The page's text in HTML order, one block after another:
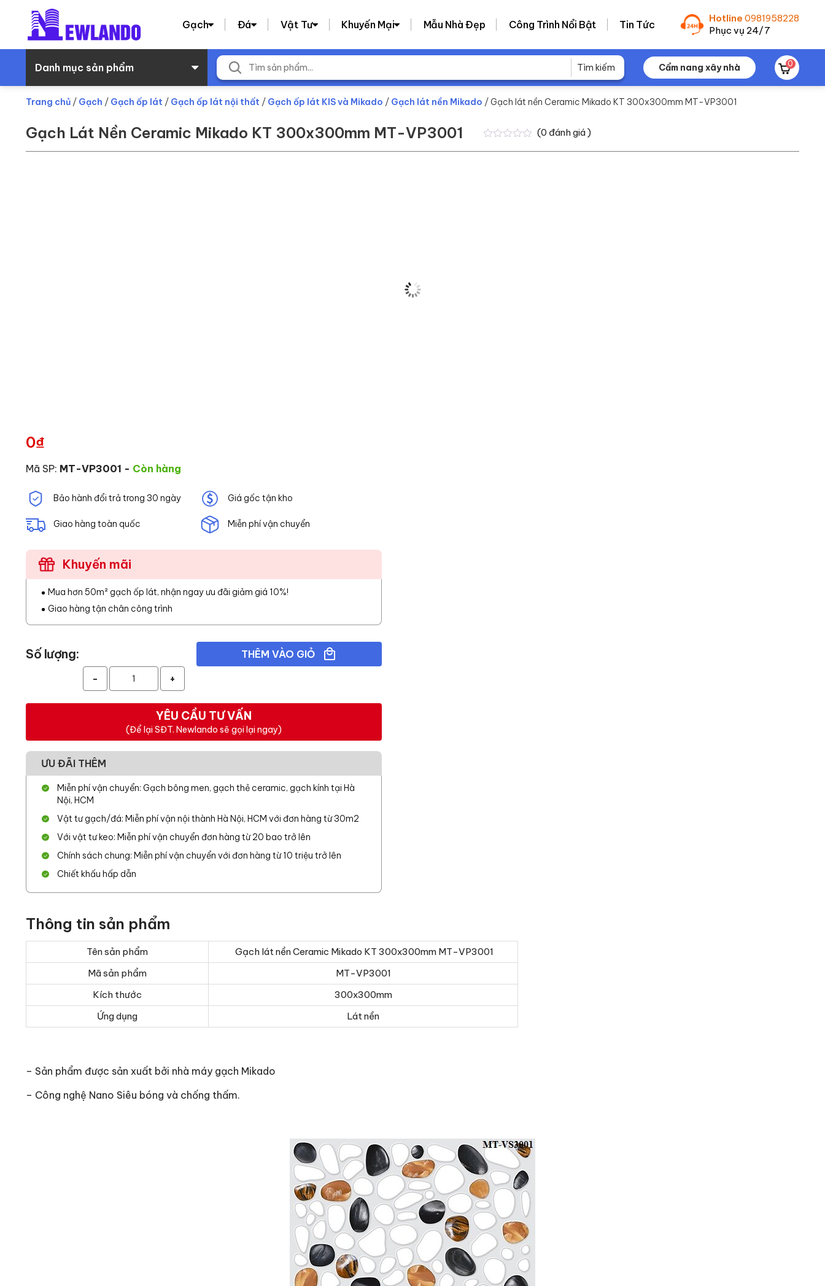
Gạch Đá Vật Tư Khuyến Mại Mẫu Nhà Đẹp Công Trình Nổi Bật Tin Tức
Hotline 0981958228
Phục vụ 24/7
Danh mục sản phẩm Cẩm nang xây nhà 0
Trang chủ / Gạch / Gạch ốp lát / Gạch ốp lát nội thất / Gạch ốp lát KIS và Mikado / Gạch lát nền Mikado / Gạch lát nền Ceramic Mikado KT 300x300mm MT-VP3001
Gạch Lát Nền Ceramic Mikado KT 300x300mm MT-VP3001 (0 đánh giá )
0₫
Mã SP: MT-VP3001 - Còn hàng
Bảo hành đổi trả trong 30 ngày Giá gốc tận kho
Giao hàng toàn quốc Miễn phí vận chuyển
Khuyến mãi
Mua hơn 50m² gạch ốp lát, nhận ngay ưu đãi giảm giá 10%!
Giao hàng tận chân công trình
Số lượng:
- +
THÊM VÀO GIỎ
YÊU CẦU TƯ VẤN
(Để lại SĐT. Newlando sẽ gọi lại ngay)
ƯU ĐÃI THÊM
Miễn phí vận chuyển: Gạch bông men, gạch thẻ ceramic, gạch kính tại Hà
Nội, HCM
Vật tư gạch/đá: Miễn phí vận nội thành Hà Nội, HCM với đơn hàng từ 30m2
Với vật tư keo: Miễn phí vận chuyển đơn hàng từ 20 bao trở lên
Chính sách chung: Miễn phí vận chuyển với đơn hàng từ 10 triệu trở lên
Chiết khấu hấp dẫn
Thông tin sản phẩm
Tên sản phẩm
Gạch lát nền Ceramic Mikado KT 300x300mm MT-VP3001
Mã sản phẩm
MT-VP3001
Kích thước
300x300mm
Ứng dụng
Lát nền
– Sản phẩm được sản xuất bởi nhà máy gạch Mikado
– Công nghệ Nano Siêu bóng và chống thấm.